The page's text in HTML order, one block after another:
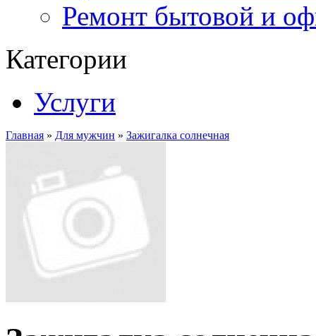
Ремонт бытовой и
Категории
Услуги
Главная » Для мужчин » Зажигалка солнечная